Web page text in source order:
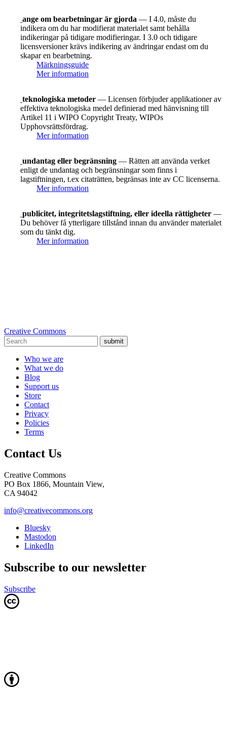
ange om bearbetningar är gjorda — I 4.0, måste du
indikera om du har modifierat materialet samt behålla
indikeringar på tidigare modifieringar. I 3.0 och tidigare
licensversioner krävs indikering av ändringar endast om du
skapar en bearbetning.
Märkningsguide
Mer information
teknologiska metoder — Licensen förbjuder applikationer av
effektiva teknologiska medel definierad med hänvisning till
Artikel 11 i WIPO Copyright Treaty, WIPOs
Upphovsrättsfördrag.
Mer information
undantag eller begränsning — Rätten att använda verket
enligt de undantag och begränsningar som finns i
lagstiftningen, t.ex citaträtten, begränsas inte av CC licenserna.
Mer information
publicitet, integritetslagstiftning, eller ideella rättigheter —
Du behöver få ytterligare tillstånd innan du använder materialet
som du tänkt dig.
Mer information
Creative Commons
submit
Who we are
What we do
Blog
Support us
Store
Contact
Privacy
Policies
Terms
Contact Us
Creative Commons
PO Box 1866, Mountain View,
CA 94042
info@creativecommons.org
Bluesky
Mastodon
LinkedIn
Subscribe to our newsletter
Subscribe